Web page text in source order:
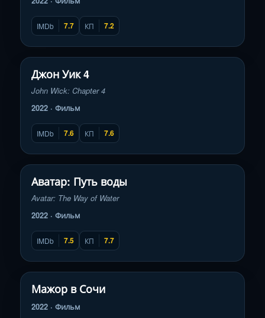
IMDb 7.7 КП 7.2
▶
Джон Уик 4
John Wick: Chapter 4
2022 · Фильм
IMDb 7.6 КП 7.6
▶
Аватар: Путь воды
Avatar: The Way of Water
2022 · Фильм
IMDb 7.5 КП 7.7
▶
Мажор в Сочи
2022 · Фильм